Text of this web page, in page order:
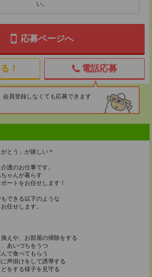
い。
応募ページへ
！ 電話応募
会員登録しなくても応募できます
とう」が嬉しい＊
護のお仕事です。
ゃんが暮らす
ートをお任せします！
できる以下のような
任せします。
えや、お部屋の掃除をする
あいづちをうつ
で食べてもらう
声掛けをして誘導する
をする様子を見守る